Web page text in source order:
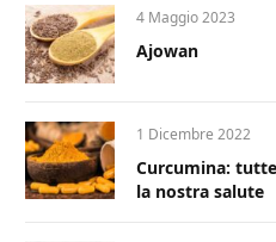
4 Maggio 2023
Ajowan
1 Dicembre 2022
Curcumina:
la nostra salute